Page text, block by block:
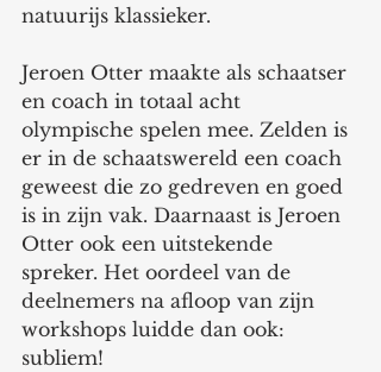
natuurijs klassieker.
Jeroen Otter maakte als schaatser
en coach in totaal acht
olympische spelen mee. Zelden is
er in de schaatswereld een coach
geweest die zo gedreven en goed
is in zijn vak. Daarnaast is Jeroen
Otter ook een uitstekende
spreker. Het oordeel van de
deelnemers na afloop van zijn
workshops luidde dan ook:
subliem!